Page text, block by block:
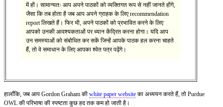
में हों। सामान्यतः आप अपने पाठकों को व्यक्तिगत रूप से नहीं जानते होंगे,
जैसा कि तब होता है जब आप अपने ग्राहक के लिए recommendation
report लिखते हैं। फिर भी, अपने पाठकों को प्रभावित करने के लिए
आपको उनकी आवश्यकताओं पर ध्यान केंद्रित करना होगा। यदि आप
उन समस्याओं को संबोधित कर सकें जिन्हें आपके पाठक हल करना चाहते
हैं, तो वे समाधान के लिए आपका श्वेत पत्र पढ़ेंगे।
हालाँकि, जब आप Gordon Graham की white paper website का अध्ययन करते हैं, तो Purdue
OWL की परिभाषा की स्पष्टता कुछ हद तक कम हो जाती है।